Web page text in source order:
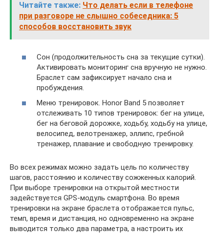
Читайте также: Что делать если в телефоне
при разговоре не слышно собеседника: 5
способов восстановить звук
Сон (продолжительность сна за текущие сутки).
Активировать мониторинг сна вручную не нужно.
Браслет сам зафиксирует начало сна и
пробуждения.
Меню тренировок. Honor Band 5 позволяет
отслеживать 10 типов тренировок: бег на улице,
бег на беговой дорожке, ходьбу, ходьбу на улице,
велосипед, велотренажер, эллипс, гребной
тренажер, плавание и свободную тренировку.
Во всех режимах можно задать цель по количеству
шагов, расстоянию и количеству сожженных калорий.
При выборе тренировки на открытой местности
задействуется GPS-модуль смартфона. Во время
тренировки на экране браслета отображается пульс,
темп, время и дистанция, но одновременно на экране
выводится только два параметра, а настроить их